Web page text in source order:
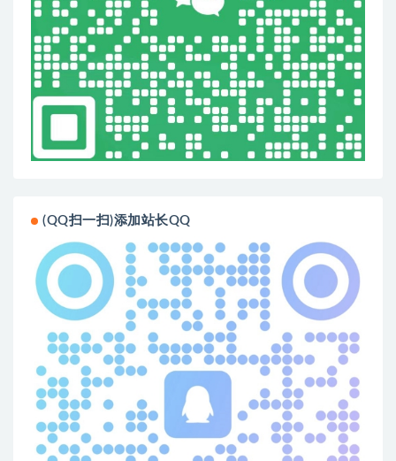
(QQ扫一扫)添加站长QQ